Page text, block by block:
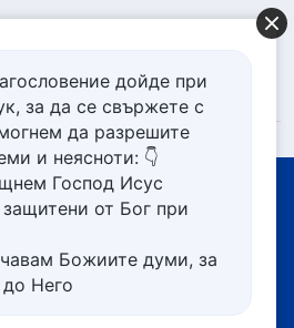
Църквата на Всемогъщия
дойде при
за да се свържете с
да разрешите
и неясноти: 👇
Господ Исус
от Бог при
Божиите думи, за
Него